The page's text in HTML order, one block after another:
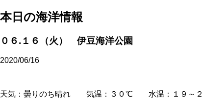
本日の海洋情報
０６.１６（火） 伊豆海洋公園
2020/06/16
天気：曇りのち晴れ 気温：３０℃ 水温：１９